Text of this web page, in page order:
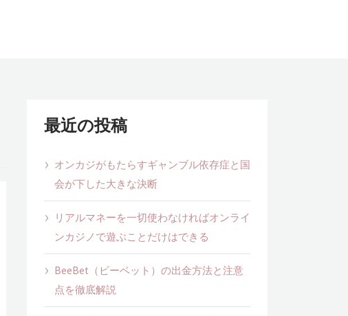
最近の投稿
オンカジがもたらすギャンブル依存症と国
会が下した大きな決断
リアルマネーを一切使わなければオンライ
ンカジノで遊ぶことだけはできる
BeeBet（ビーベット）の出金方法と注意
点を徹底解説